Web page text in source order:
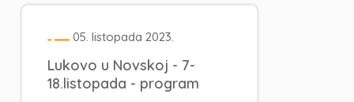
05. listopada 2023.
Lukovo u Novskoj - 7-
18.listopada - program